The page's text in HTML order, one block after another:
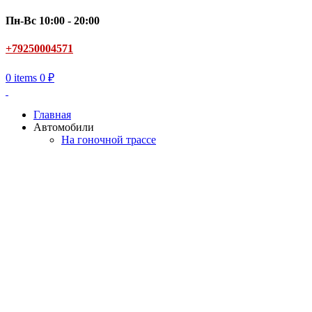
Пн-Вс 10:00 - 20:00
+79250004571
0 items 0 ₽
Главная
Автомобили
На гоночной трассе